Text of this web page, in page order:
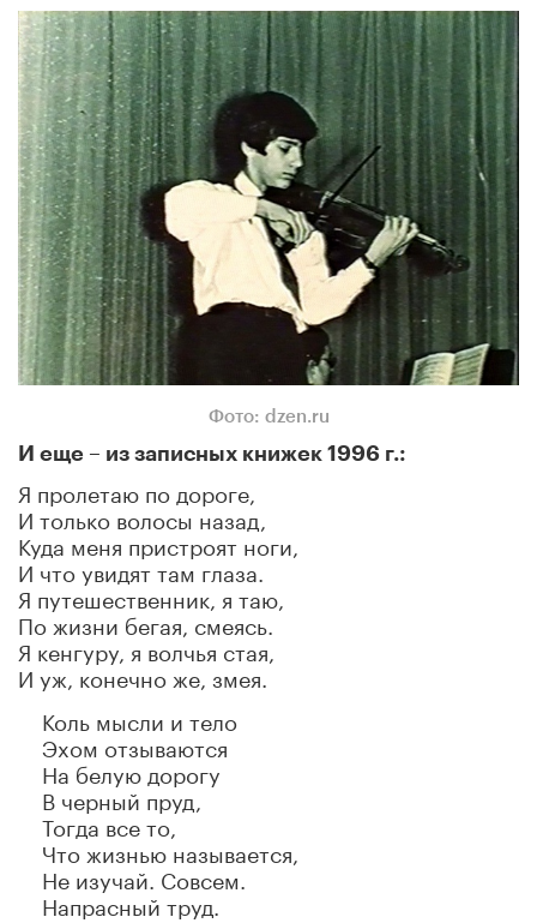
Фото: dzen.ru
И еще – из записных книжек 1996 г.:
Я пролетаю по дороге,
И только волосы назад,
Куда меня пристроят ноги,
И что увидят там глаза.
Я путешественник, я таю,
По жизни бегая, смеясь.
Я кенгуру, я волчья стая,
И уж, конечно же, змея.
Коль мысли и тело
Эхом отзываются
На белую дорогу
В черный пруд,
Тогда все то,
Что жизнью называется,
Не изучай. Совсем.
Напрасный труд.